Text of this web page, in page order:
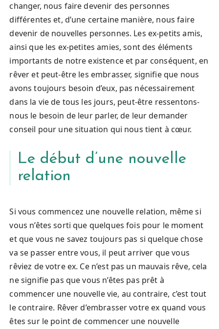
changer, nous faire devenir des personnes
différentes et, d’une certaine manière, nous faire
devenir de nouvelles personnes. Les ex-petits amis,
ainsi que les ex-petites amies, sont des éléments
importants de notre existence et par conséquent, en
rêver et peut-être les embrasser, signifie que nous
avons toujours besoin d’eux, pas nécessairement
dans la vie de tous les jours, peut-être ressentons-
nous le besoin de leur parler, de leur demander
conseil pour une situation qui nous tient à cœur.
Le début d’une nouvelle
relation
Si vous commencez une nouvelle relation, même si
vous n’êtes sorti que quelques fois pour le moment
et que vous ne savez toujours pas si quelque chose
va se passer entre vous, il peut arriver que vous
rêviez de votre ex. Ce n’est pas un mauvais rêve, cela
ne signifie pas que vous n’êtes pas prêt à
commencer une nouvelle vie, au contraire, c’est tout
le contraire. Rêver d’embrasser votre ex quand vous
êtes sur le point de commencer une nouvelle